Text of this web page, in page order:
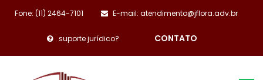
Fone: (11) 2464-7101 E-mail: atendimento@jflora.adv.br
suporte jurídico? CONTATO